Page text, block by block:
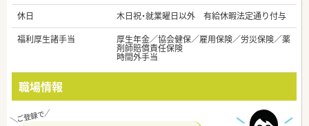
休日
木日祝・就業曜日以外 有給休暇法定通り付与
福利厚生諸手当
厚生年金／協会健保／雇用保険／労災保険／薬
剤師賠償責任保険
時間外手当
職場情報